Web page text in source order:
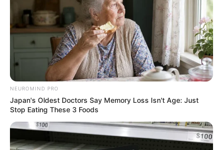
Why this ordinary drink is the secret to feeling
your best every day
CTA FAVORITE
NEUROMIND PRO
Japan's Oldest Doctors Say Memory Loss Isn't Age: Just
Stop Eating These 3 Foods